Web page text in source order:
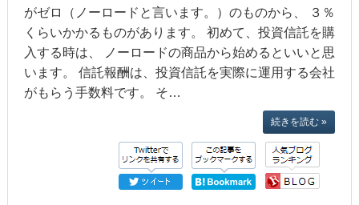
がゼロ（ノーロードと言います。）のものから、 ３％
くらいかかるものがあります。 初めて、投資信託を購
入する時は、 ノーロードの商品から始めるといいと思
います。 信託報酬は、投資信託を実際に運用する会社
がもらう手数料です。 そ…
続きを読む »